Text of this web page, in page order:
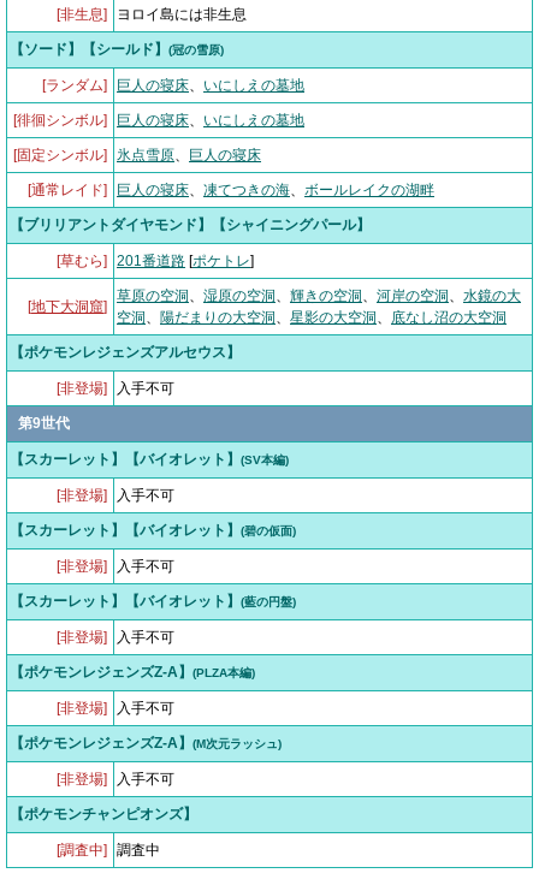
[非生息] ヨロイ島には非生息
【ソード】【シールド】 (冠の雪原)
[ランダム] 巨人の寝床、 いにしえの墓地
[徘徊シンボル] 巨人の寝床、 いにしえの墓地
[固定シンボル] 氷点雪原、 巨人の寝床
[通常レイド] 巨人の寝床、 凍てつきの海、 ボールレイクの湖畔
【ブリリアントダイヤモンド】【シャイニングパール】
[草むら] 201番道路 [ポケトレ]
[地下大洞窟]
草原の空洞 、 湿原の空洞 、 輝きの空洞 、 河岸の空洞 、 水鏡の大
空洞 、 陽だまりの大空洞 、 星影の大空洞 、 底なし沼の大空洞
【ポケモンレジェンズアルセウス】
[非登場] 入手不可
第9世代
【スカーレット】【バイオレット】 (SV本編)
[非登場] 入手不可
【スカーレット】【バイオレット】 (碧の仮面)
[非登場] 入手不可
【スカーレット】【バイオレット】 (藍の円盤)
[非登場] 入手不可
【ポケモンレジェンズZ-A】 (PLZA本編)
[非登場] 入手不可
【ポケモンレジェンズZ-A】 (M次元ラッシュ)
[非登場] 入手不可
【ポケモンチャンピオンズ】
[調査中] 調査中